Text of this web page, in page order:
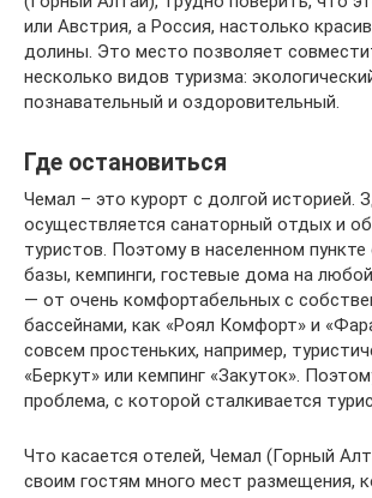
или Австрия, а Россия, настолько
долины. Это место позволяет
несколько видов туризма:
познавательный и оздоровительный.
Где остановиться
Чемал – это курорт с долгой историей.
осуществляется санаторный отдых и
туристов. Поэтому в населенном
базы, кемпинги, гостевые дома на
— от очень комфортабельных с
бассейнами, как «Роял Комфорт» и
совсем простеньких, например,
«Беркут» или кемпинг «Закуток».
проблема, с которой сталкивается
Что касается отелей, Чемал (Горный
своим гостям много мест размещения,